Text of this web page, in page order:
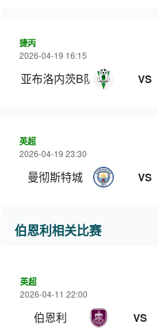
捷丙
2026-04-19 16:15
亚布洛内茨B队 VS
英超
2026-04-19 23:30
曼彻斯特城 VS
伯恩利相关比赛
英超
2026-04-11 22:00
伯恩利 VS